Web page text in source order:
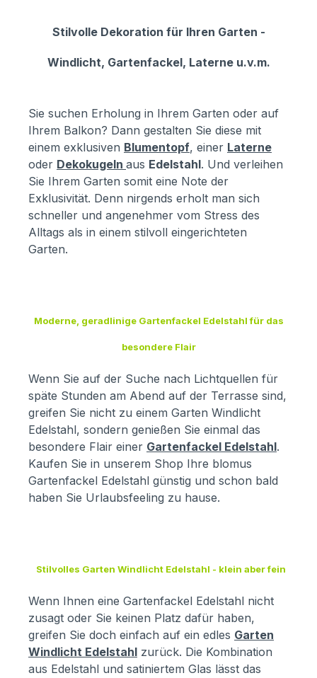
Stilvolle Dekoration für Ihren Garten -
Windlicht, Gartenfackel, Laterne u.v.m.
Sie suchen Erholung in Ihrem Garten oder auf
Ihrem Balkon? Dann gestalten Sie diese mit
einem exklusiven Blumentopf, einer Laterne
oder Dekokugeln aus Edelstahl. Und verleihen
Sie Ihrem Garten somit eine Note der
Exklusivität. Denn nirgends erholt man sich
schneller und angenehmer vom Stress des
Alltags als in einem stilvoll eingerichteten
Garten.
Moderne, geradlinige Gartenfackel Edelstahl für das
besondere Flair
Wenn Sie auf der Suche nach Lichtquellen für
späte Stunden am Abend auf der Terrasse sind,
greifen Sie nicht zu einem Garten Windlicht
Edelstahl, sondern genießen Sie einmal das
besondere Flair einer Gartenfackel Edelstahl.
Kaufen Sie in unserem Shop Ihre blomus
Gartenfackel Edelstahl günstig und schon bald
haben Sie Urlaubsfeeling zu hause.
Stilvolles Garten Windlicht Edelstahl - klein aber fein
Wenn Ihnen eine Gartenfackel Edelstahl nicht
zusagt oder Sie keinen Platz dafür haben,
greifen Sie doch einfach auf ein edles Garten
Windlicht Edelstahl zurück. Die Kombination
aus Edelstahl und satiniertem Glas lässt das